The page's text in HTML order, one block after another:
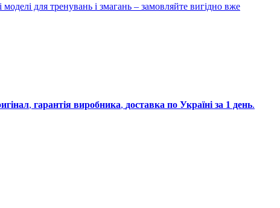
для тренувань і змагань – замовляйте вигідно вже
, гарантія виробника, доставка по Україні за 1 день.